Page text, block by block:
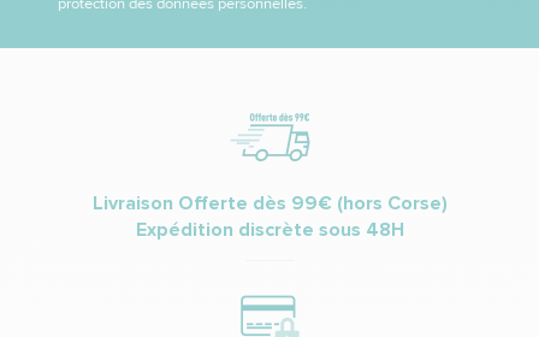
protection des données personnelles.
Livraison Offerte dès 99€ (hors Corse)
Expédition discrète sous 48H